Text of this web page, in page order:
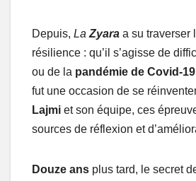
Depuis, La Zyara a su traverser
résilience : qu’il s’agisse de
ou de la pandémie de Covid-19
fut une occasion de se
Lajmi et son équipe, ces
sources de réflexion et
Douze ans plus tard, le secret